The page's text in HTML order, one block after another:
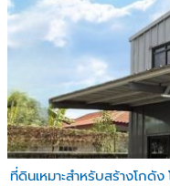
ที่ดินเหมาะสำหรับสร้างโกดัง